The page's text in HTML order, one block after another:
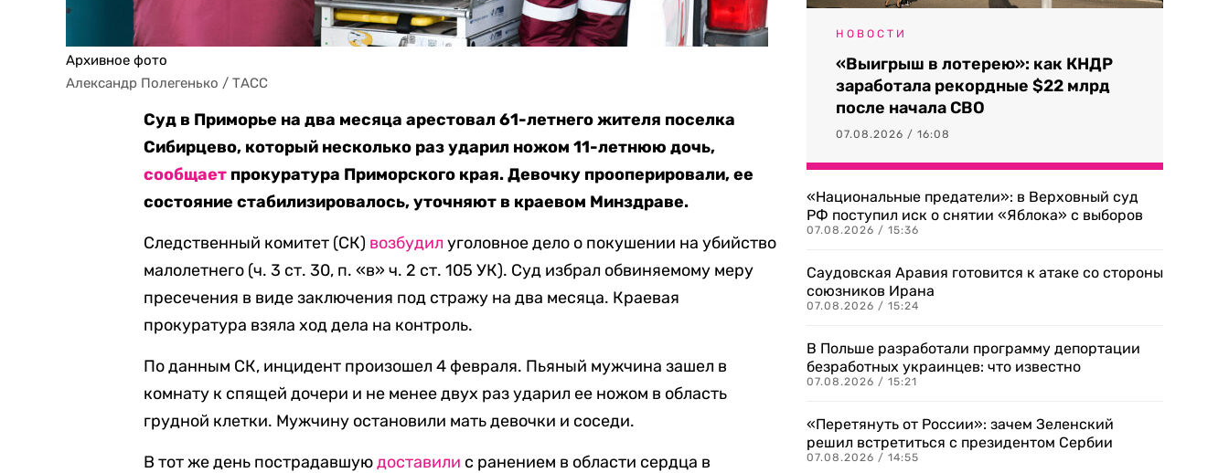
Архивное фото
Александр Полегенько / ТАСС
Суд в Приморье на два месяца арестовал 61-летнего жителя поселка
Сибирцево, который несколько раз ударил ножом 11-летнюю дочь,
сообщает прокуратура Приморского края. Девочку прооперировали, ее
состояние стабилизировалось, уточняют в краевом Минздраве.
Следственный комитет (СК) возбудил уголовное дело о покушении на убийство
малолетнего (ч. 3 ст. 30, п. «в» ч. 2 ст. 105 УК). Суд избрал обвиняемому меру
пресечения в виде заключения под стражу на два месяца. Краевая
прокуратура взяла ход дела на контроль.
По данным СК, инцидент произошел 4 февраля. Пьяный мужчина зашел в
комнату к спящей дочери и не менее двух раз ударил ее ножом в область
грудной клетки. Мужчину остановили мать девочки и соседи.
В тот же день пострадавшуюдоставили с ранением в области сердца в
НОВОСТИ
«Выигрыш в лотерею»: как КНДР
заработала рекордные $22 млрд
после начала СВО
07.08.2026 / 16:08
«Национальные предатели»: в Верховный суд
РФ поступил иск о снятии «Яблока» с выборов
07.08.2026 / 15:36
Саудовская Аравия готовится к атаке со стороны
союзников Ирана
07.08.2026 / 15:24
В Польше разработали программу депортации
безработных украинцев: что известно
07.08.2026 / 15:21
«Перетянуть от России»: зачем Зеленский
решил встретиться с президентом Сербии
07.08.2026 / 14:55